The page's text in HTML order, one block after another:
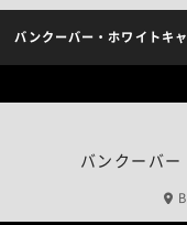
バンクーバー・ホワイトキ
バンクーバー